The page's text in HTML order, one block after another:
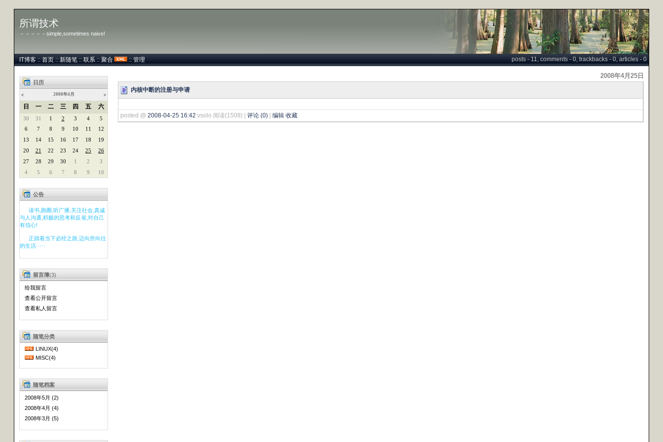
所谓技术
－－－－－simple,sometimes naive!
posts - 11, comments - 0, trackbacks - 0, articles - 0
IT博客 :: 首页 :: 新随笔 :: 联系 :: 聚合 :: 管理
日历
< 2008年4月 >
日 一 二 三 四 五 六
30 31 1 2 3 4
5
6
7 8 9 10 11
12
13
14 15 16 17 18
19
20
21 22 23 24 25
26
27
28 29 30 1 2
3
4
5 6 7 8 9 10
公告
读书,跑圈,听广播,关注社会,真诚
与人沟通,积极的思考和反省,对自己
有信心!
正踏着当下必经之路,迈向所向往
的生活·····
留言簿(3)
给我留言
查看公开留言
查看私人留言
随笔分类
LINUX(4)
MISC(4)
随笔档案
2008年5月 (2)
2008年4月 (4)
2008年3月 (5)
2008年4月25日
内核中断的注册与申请
posted @ 2008-04-25 16:42 vsolo 阅读(1508) | 评论 (0) 编辑 收藏